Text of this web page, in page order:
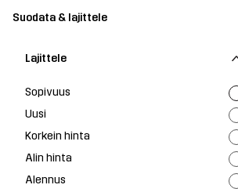
Suodata & lajittele
Lajittele
Sopivuus
Uusi
Korkein hinta
Alin hinta
Alennus